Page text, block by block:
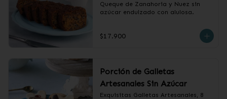
Queque de Zanahoria y Nuez sin
azúcar endulzado con alulosa.
$17.900
Porción de Galletas
Artesanales Sin Azúcar
Exquisitas Galletas Artesanales, 8